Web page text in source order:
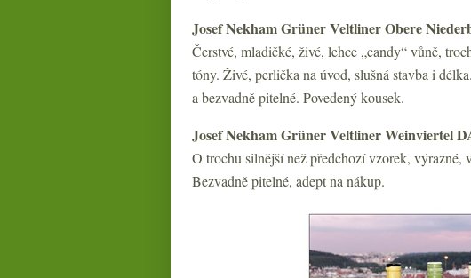
Josef Nekham Grüner Veltliner Obere
Čerstvé, mladičké, živé, lehce „candy“ vůně,
tóny. Živé, perlička na úvod, slušná stavba i
a bezvadně pitelné. Povedený kousek.
Josef Nekham Grüner Veltliner Weinviertel
O trochu silnější než předchozí vzorek, výrazné,
Bezvadně pitelné, adept na nákup.